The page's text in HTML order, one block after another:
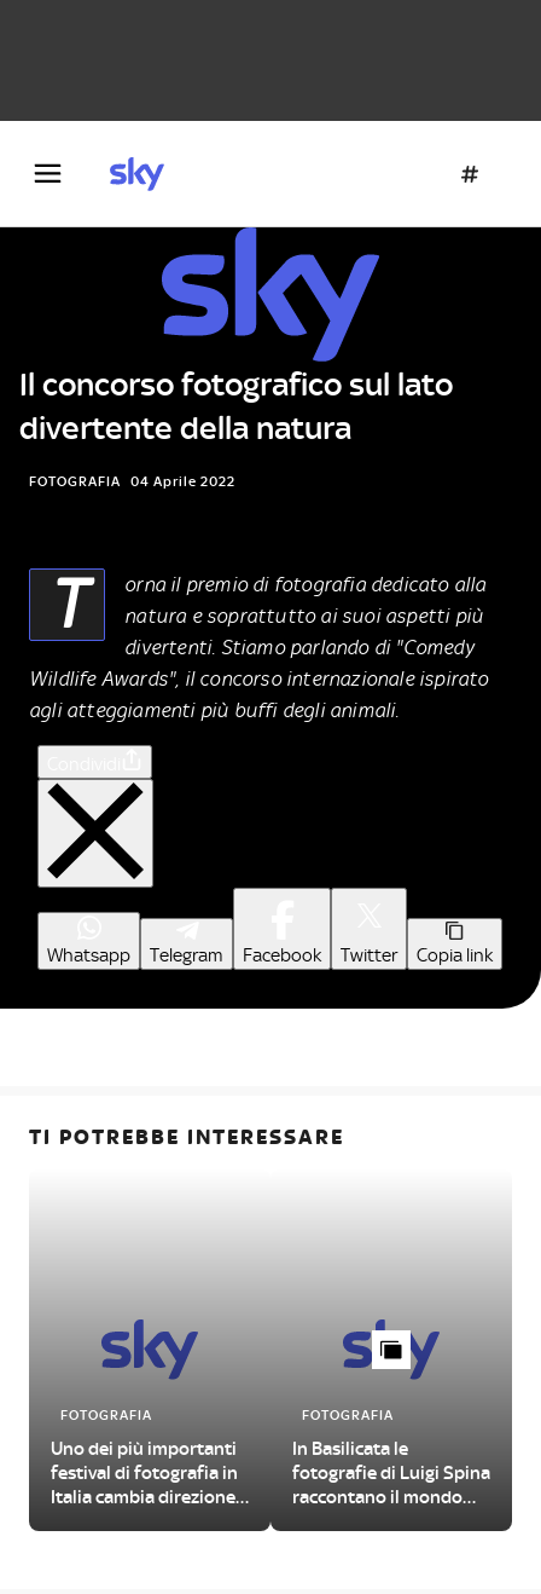
Il concorso fotografico sul lato
divertente della natura
FOTOGRAFIA 04 Aprile 2022
T
orna il premio di fotografia dedicato alla
natura e soprattutto ai suoi aspetti più
divertenti. Stiamo parlando di "Comedy
Wildlife Awards", il concorso internazionale ispirato
agli atteggiamenti più buffi degli animali.
Whatsapp Telegram Facebook Twitter Copia link
TI POTREBBE INTERESSARE
FOTOGRAFIA
Uno dei più importanti
festival di fotografia in
Italia cambia direzione
FOTOGRAFIA
In Basilicata le
fotografie di Luigi Spina
raccontano il mondo